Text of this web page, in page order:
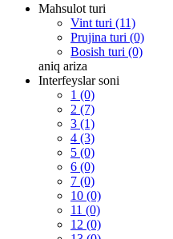
Mahsulot turi
Vint turi (11)
Prujina turi (0)
Bosish turi (0)
aniq ariza
Interfeyslar soni
1 (0)
2 (7)
3 (1)
4 (3)
5 (0)
6 (0)
7 (0)
10 (0)
11 (0)
12 (0)